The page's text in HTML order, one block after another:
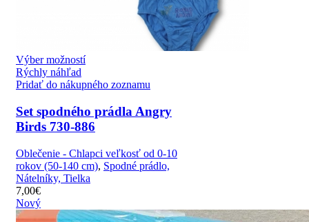
Výber možností
Rýchly náhľad
Pridať do nákupného zoznamu
Set spodného prádla Angry
Birds 730-886
Oblečenie - Chlapci veľkosť od 0-10
rokov (50-140 cm), Spodné prádlo,
Nátelníky, Tielka
7,00€
Nový